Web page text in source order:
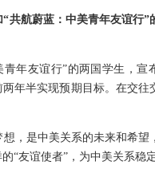
航蔚蓝：中美青年友谊行
年友谊行”的两国学生，宣
年半实现预期目标。在交
，是中美关系的未来和希
“友谊使者”，为中美关系稳